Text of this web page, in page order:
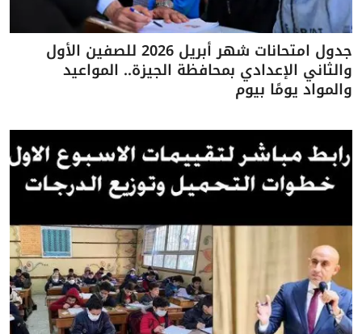
جدول امتحانات شهر أبريل 2026 للصفين الأول
والثاني الإعدادي بمحافظة الجيزة.. المواعيد
والمواد يومًا بيوم